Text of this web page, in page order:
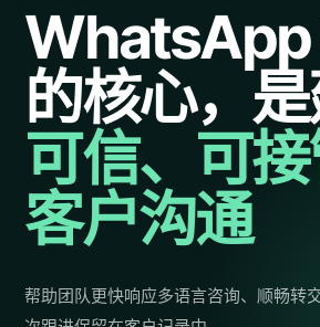
WhatsApp
的核心，
可信、可
客户沟通
帮助团队更快响应多语言咨询、顺畅转